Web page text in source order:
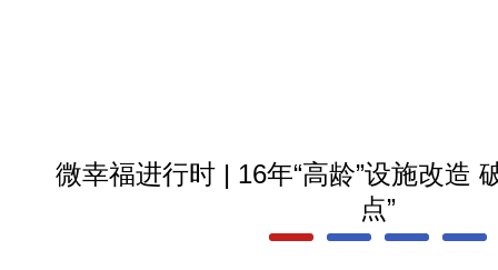
微幸福进行时 | 16年“高龄”设施改造
点”